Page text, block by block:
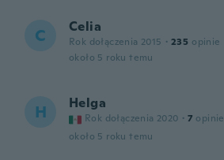
C Celia
Rok dołączenia 2015 · 235 opinie
około 5 roku temu
H Helga
Rok dołączenia 2020 · 7 opinie
około 5 roku temu